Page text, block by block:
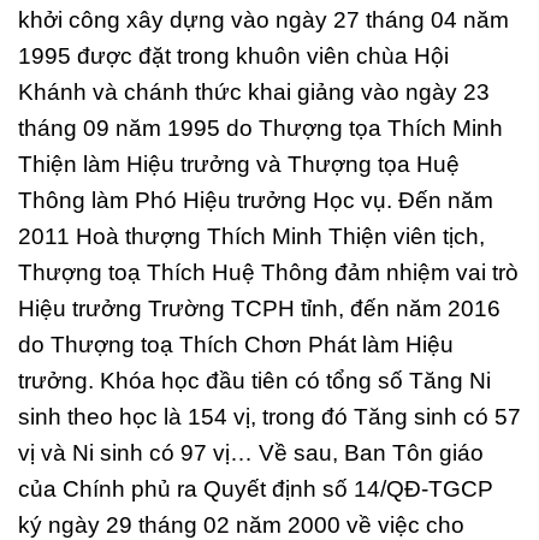
khởi công xây dựng vào ngày 27 tháng 04 năm
1995 được đặt trong khuôn viên chùa Hội
Khánh và chánh thức khai giảng vào ngày 23
tháng 09 năm 1995 do Thượng tọa Thích Minh
Thiện làm Hiệu trưởng và Thượng tọa Huệ
Thông làm Phó Hiệu trưởng Học vụ. Đến năm
2011 Hoà thượng Thích Minh Thiện viên tịch,
Thượng toạ Thích Huệ Thông đảm nhiệm vai trò
Hiệu trưởng Trường TCPH tỉnh, đến năm 2016
do Thượng toạ Thích Chơn Phát làm Hiệu
trưởng. Khóa học đầu tiên có tổng số Tăng Ni
sinh theo học là 154 vị, trong đó Tăng sinh có 57
vị và Ni sinh có 97 vị… Về sau, Ban Tôn giáo
của Chính phủ ra Quyết định số 14/QĐ-TGCP
ký ngày 29 tháng 02 năm 2000 về việc cho